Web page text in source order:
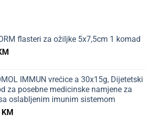
flasteri za ožiljke 5x7,5cm 1 komad
IMMUN vrećice a 30x15g, Dijetetski
za posebne medicinske namjene za
oslabljenim imunim sistemom
KM